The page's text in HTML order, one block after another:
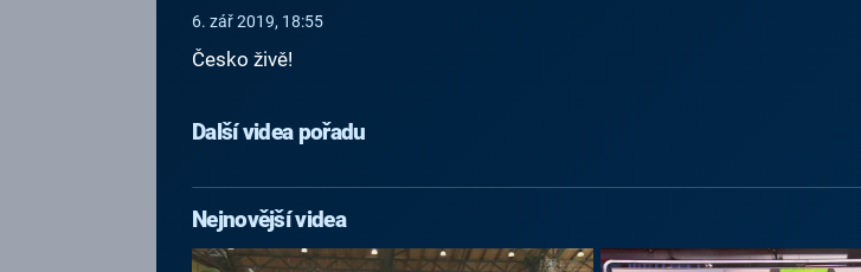
6. zář 2019, 18:55
Česko živě!
Další videa pořadu
Nejnovější videa